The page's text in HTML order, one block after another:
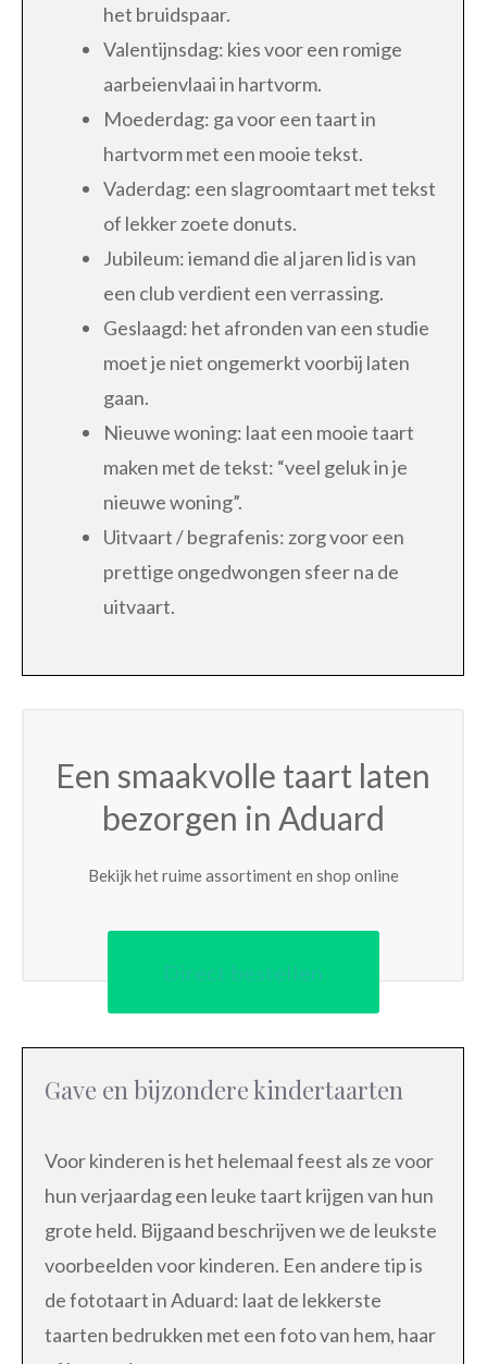
het bruidspaar.
Valentijnsdag: kies voor een romige
aarbeienvlaai in hartvorm.
Moederdag: ga voor een taart in
hartvorm met een mooie tekst.
Vaderdag: een slagroomtaart met tekst
of lekker zoete donuts.
Jubileum: iemand die al jaren lid is van
een club verdient een verrassing.
Geslaagd: het afronden van een studie
moet je niet ongemerkt voorbij laten
gaan.
Nieuwe woning: laat een mooie taart
maken met de tekst: “veel geluk in je
nieuwe woning”.
Uitvaart / begrafenis: zorg voor een
prettige ongedwongen sfeer na de
uitvaart.
Een smaakvolle taart laten
bezorgen in Aduard
Bekijk het ruime assortiment en shop online
Direct bestellen
Gave en bijzondere kindertaarten
Voor kinderen is het helemaal feest als ze voor
hun verjaardag een leuke taart krijgen van hun
grote held. Bijgaand beschrijven we de leukste
voorbeelden voor kinderen. Een andere tip is
de fototaart in Aduard: laat de lekkerste
taarten bedrukken met een foto van hem, haar